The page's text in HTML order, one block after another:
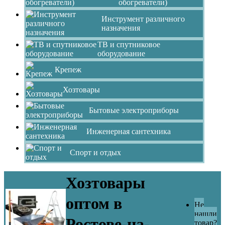
обогреватели)
Инструмент различного
назначения
ТВ и спутниковое
оборудование
Крепеж
Хозтовары
Бытовые электроприборы
Инженерная сантехника
Спорт и отдых
Хозтовары
оптом в
Не
нашли
товар?